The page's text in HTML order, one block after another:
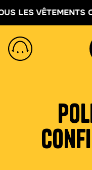
OFFICIELS DE